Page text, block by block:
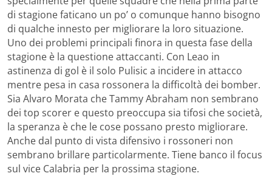
di stagione faticano un po’ o comunque hanno bisogno
di qualche innesto per migliorare la loro situazione.
Uno dei problemi principali finora in questa fase della
stagione è la questione attaccanti. Con Leao in
astinenza di gol è il solo Pulisic a incidere in attacco
mentre pesa in casa rossonera la difficoltà dei bomber.
Sia Alvaro Morata che Tammy Abraham non sembrano
dei top scorer e questo preoccupa sia tifosi che società,
la speranza è che le cose possano presto migliorare.
Anche dal punto di vista difensivo i rossoneri non
sembrano brillare particolarmente. Tiene banco il focus
sul vice Calabria per la prossima stagione.